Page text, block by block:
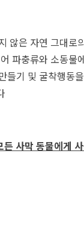
않은 자연 그대로
파충류와 소동물
들기 및 굴착행동
사막 동물에게